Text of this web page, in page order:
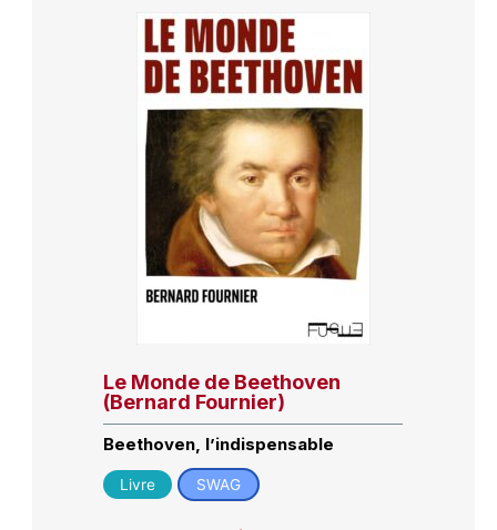
Le Monde de Beethoven
(Bernard Fournier)
Beethoven, l’indispensable
Livre SWAG